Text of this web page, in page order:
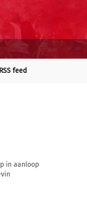
RSS feed
in aanloop